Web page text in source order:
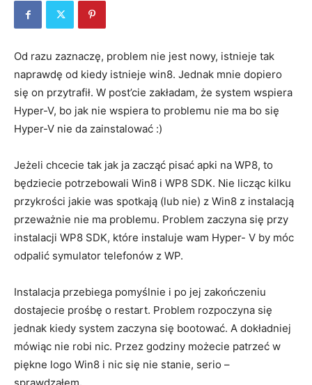
Od razu zaznaczę, problem nie jest nowy, istnieje tak
naprawdę od kiedy istnieje win8. Jednak mnie dopiero
się on przytrafił. W post’cie zakładam, że system wspiera
Hyper-V, bo jak nie wspiera to problemu nie ma bo się
Hyper-V nie da zainstalować :)
Jeżeli chcecie tak jak ja zacząć pisać apki na WP8, to
będziecie potrzebowali Win8 i WP8 SDK. Nie licząc kilku
przykrości jakie was spotkają (lub nie) z Win8 z instalacją
przeważnie nie ma problemu. Problem zaczyna się przy
instalacji WP8 SDK, które instaluje wam Hyper- V by móc
odpalić symulator telefonów z WP.
Instalacja przebiega pomyślnie i po jej zakończeniu
dostajecie prośbę o restart. Problem rozpoczyna się
jednak kiedy system zaczyna się bootować. A dokładniej
mówiąc nie robi nic. Przez godziny możecie patrzeć w
piękne logo Win8 i nic się nie stanie, serio –